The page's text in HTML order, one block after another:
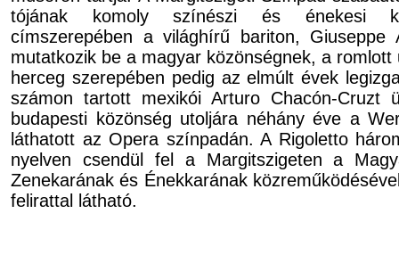
tó­já­nak komoly színészi és énekesi
címszerepében a világhírű bariton, Giuseppe
mutatkozik be a ma­gyar közönségnek, a
herceg szerepében pedig az elmúlt évek
számon tartott mexikói Arturo Chacón-Cruzt
budapesti közönség utoljára néhány éve a
láthatott az Opera színpadán. A Rigoletto
nyelven csendül fel a Margitszigeten a
Zenekarának és Énekkarának
felirattal látható.